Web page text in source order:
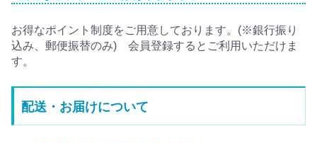
お得なポイント制度をご用意しております。(※銀行振り
込み、郵便振替のみ) 会員登録するとご利用いただけま
す。
配送・お届けについて